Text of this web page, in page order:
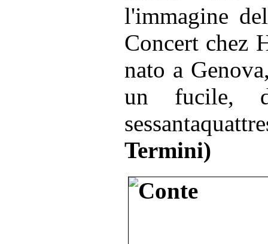
l'immagine
Concert chez
nato a
un fucile,
Termini)